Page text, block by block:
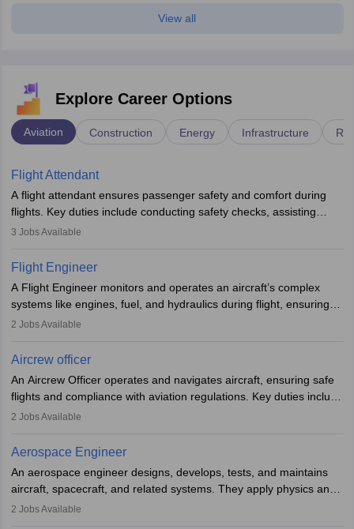
View all
Explore Career Options
Aviation Construction Energy Infrastructure
Flight Attendant
A flight attendant ensures passenger safety and comfort during
flights. Key duties include conducting safety checks, assisting
passengers, serving food and drinks, and managing emergencies.
service. A high school diploma is typically required, followed by
rigorous training to qualify for the role.
3 Jobs Available
Flight Engineer
A Flight Engineer monitors and operates an aircraft’s complex
systems like engines, fuel, and hydraulics during flight, ensuring
optimal performance and safety. They assist pilots with technical
requires strong technical knowledge, problem-solving, and
or aerospace engineering and specialised certification.
2 Jobs Available
Aircrew officer
An Aircrew Officer operates and navigates aircraft, ensuring safe
flights and compliance with aviation regulations. Key duties include
managing flight systems, conducting pre- and post-flight checks,
working five days a week, with around 120 flight hours monthly.
Employment may be contractual or permanent, depending on the
airline.
2 Jobs Available
Aerospace Engineer
An aerospace engineer designs, develops, tests, and maintains
aircraft, spacecraft, and related systems. They apply physics and
engineering principles to improve aerospace technologies, often
2 Jobs Available